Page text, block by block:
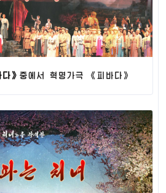
2
568 (+ 20)
31
21 (+ 2)
3
중에서 혁명가극 《피바다》